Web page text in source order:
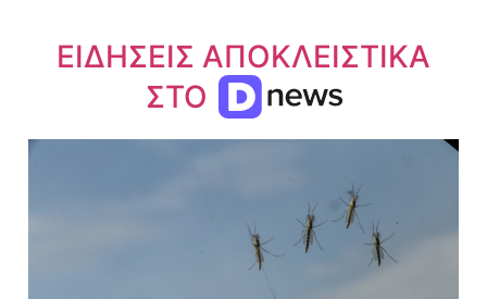
ΕΙΔΗΣΕΙΣ ΑΠΟΚΛΕΙΣΤΙΚΑ
ΣΤΟ